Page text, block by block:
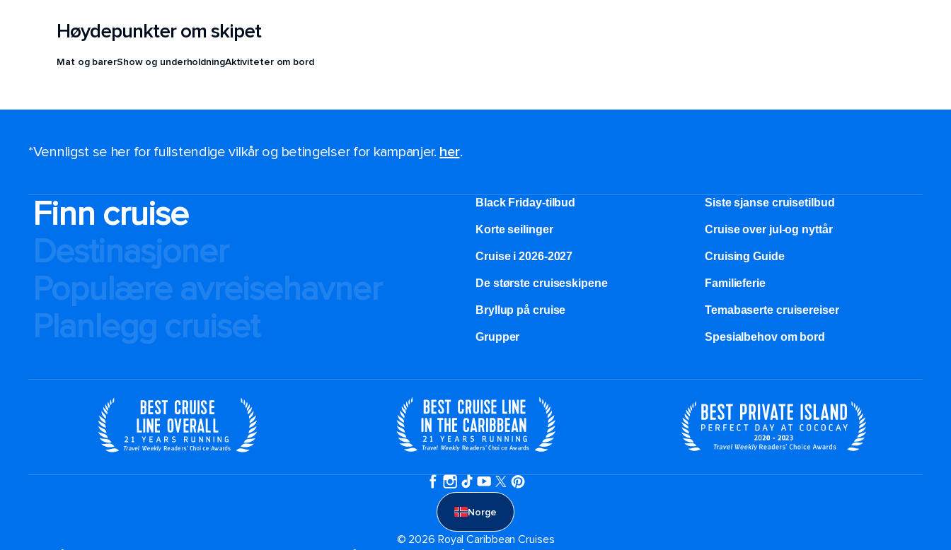
Høydepunkter om skipet
Mat og barerShow og underholdningAktiviteter om bord
*Vennligst se her for fullstendige vilkår og betingelser for kampanjer. her.
Finn cruise
Destinasjoner
Populære avreisehavner
Planlegg cruiset
Black Friday-tilbud Siste sjanse cruisetilbud
Korte seilinger Cruise over jul-og nyttår
Cruise i 2026-2027 Cruising Guide
De største cruiseskipene Familieferie
Bryllup på cruise Temabaserte cruisereiser
Grupper Spesialbehov om bord
Norge
© 2026 Royal Caribbean Cruises